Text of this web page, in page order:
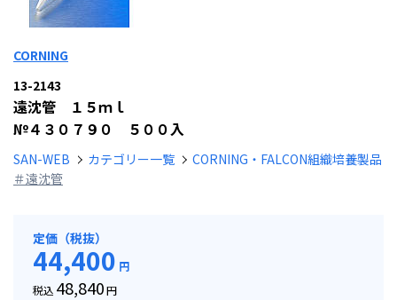
CORNING
13-2143
遠沈管 １５ｍｌ
№４３０７９０ ５００入
SAN-WEB カテゴリー一覧
CORNING・FALCON組織培養製品
＃遠沈管
定価（税抜）
44,400 円
税込 48,840円